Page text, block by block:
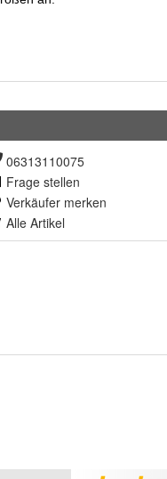
06313110075
Frage stellen
Verkäufer merken
Alle Artikel